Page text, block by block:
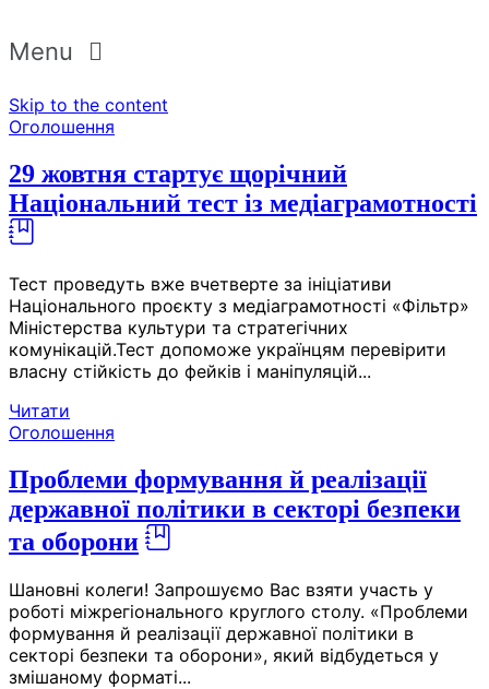
Menu
Skip to the content
Оголошення
29 жовтня стартує щорічний
Національний тест із медіаграмотності
Тест проведуть вже вчетверте за ініціативи
Національного проєкту з медіаграмотності «Фільтр»
Міністерства культури та стратегічних
комунікацій.Тест допоможе українцям перевірити
власну стійкість до фейків і маніпуляцій...
Читати
Оголошення
Проблеми формування й реалізації
державної політики в секторі безпеки
та оборони
Шановні колеги! Запрошуємо Вас взяти участь у
роботі міжрегіонального круглого столу. «Проблеми
формування й реалізації державної політики в
секторі безпеки та оборони», який відбудеться у
змішаному форматі...